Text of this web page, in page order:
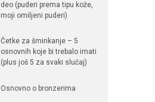
deo (puderi prema tipu kože,
moji omiljeni puderi)
Četke za šminkanje – 5
osnovnih koje bi trebalo imati
(plus još 5 za svaki slučaj)
Osnovno o bronzerima